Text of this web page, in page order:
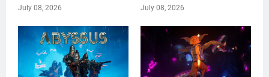
July 08, 2026 July 08, 2026